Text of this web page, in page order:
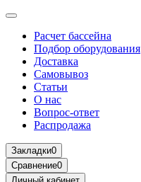
Расчет бассейна
Подбор оборудования
Доставка
Самовывоз
Статьи
О нас
Вопрос-ответ
Распродажа
Закладки0
Сравнение0